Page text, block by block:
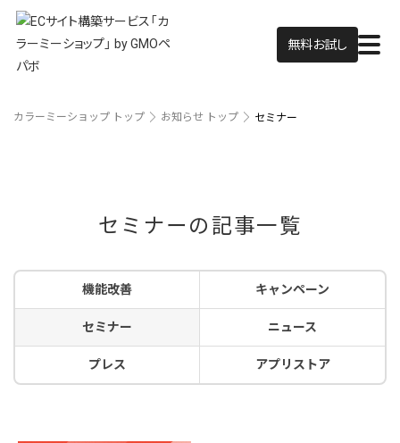
無料お試し
カラーミーショップ トップ お知らせ トップ セミナー
セミナーの記事一覧
機能改善 キャンペーン
セミナー ニュース
プレス アプリストア